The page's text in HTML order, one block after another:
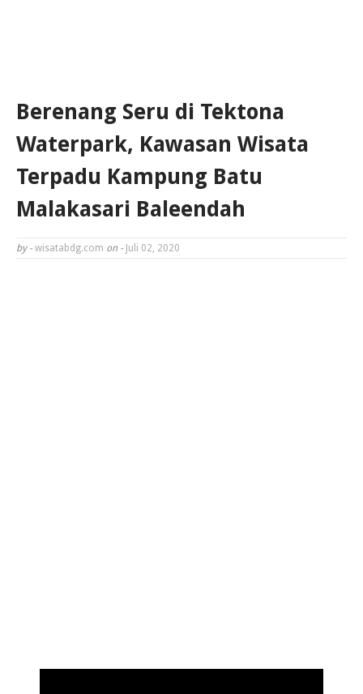
Berenang Seru di Tektona
Waterpark, Kawasan Wisata
Terpadu Kampung Batu
Malakasari Baleendah
by - wisatabdg.com on - Juli 02, 2020